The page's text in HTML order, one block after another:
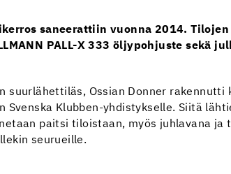
saneerattiin vuonna 2014.
PALL-X 333 öljypohjuste sekä
suurlähettiläs, Ossian Donner
Svenska Klubben-yhdistykselle. Siitä
paitsi tiloistaan, myös juhlavana ja
seurueille.